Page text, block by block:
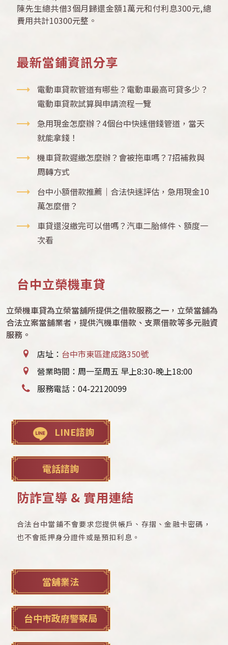
陳先生總共借3個月歸還金額1萬元和付利息300元,總
費用共計10300元整。
最新當鋪資訊分享
電動車貸款管道有哪些？電動車最高可貸多少？
電動車貸款試算與申請流程一覽
急用現金怎麼辦？4個台中快速借錢管道，當天
就能拿錢！
機車貸款遲繳怎麼辦？會被拖車嗎？7招補救與
周轉方式
台中小額借款推薦｜合法快速評估，急用現金10
萬怎麼借？
車貸還沒繳完可以借嗎？汽車二胎條件、額度一
次看
台中立榮機車貸
立榮機車貸為立榮當舖所提供之借款服務之一，立榮當舖為
合法立案當舖業者，提供汽機車借款、支票借款等多元融資
服務。
店址： 台中市東區建成路350號
營業時間：周一至周五 早上8:30-晚上18:00
服務電話：04-22120099
LINE諮詢
電話諮詢
防詐宣導 & 實用連結
合法台中當鋪不會要求您提供帳戶、存摺、金融卡密碼，
也不會抵押身分證件或是預扣利息。
當舖業法
台中市政府警察局